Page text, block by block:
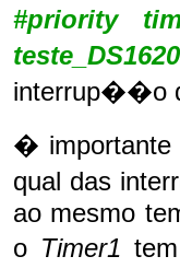
#priority
interrup��o
� importante
qual das
ao mesmo
o Timer1